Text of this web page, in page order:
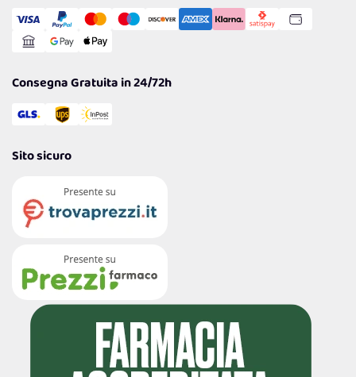
Gestisci Cookie
Reso Facile e Veloce
Consegna Gratuita in 24/72h
Sito sicuro